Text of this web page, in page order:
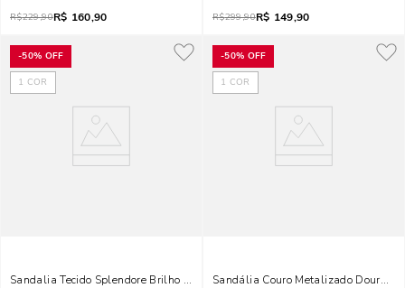
R$229,90R$ 160,90 R$299,90R$ 149,90
-50% OFF
1 COR
Sandalia Tecido Splendore Brilho Strass Salto Alto Bronze
-50% OFF
1 COR
Sandália Couro Metalizado